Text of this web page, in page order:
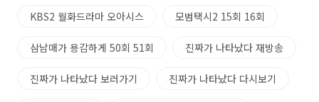
KBS2 월화드라마 오아시스 모범택시2 15회 16회
삼남매가 용감하게 50회 51회 진짜가 나타났다 재방송
진짜가 나타났다 보러가기 진짜가 나타났다 다시보기